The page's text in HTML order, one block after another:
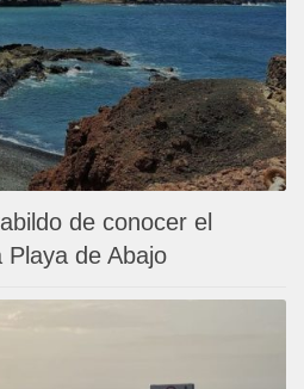
de conocer el
de Abajo